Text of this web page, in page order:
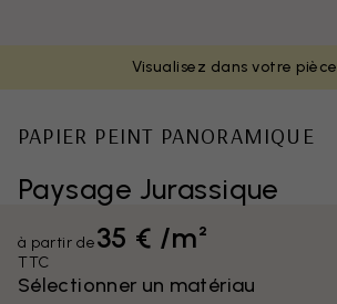
Visualisez dans votre pièce
Paysage Jurassique
PAPIER PEINT PANORAMIQUE
à partir de35 € /m²
TTC
Sélectionner un matériau